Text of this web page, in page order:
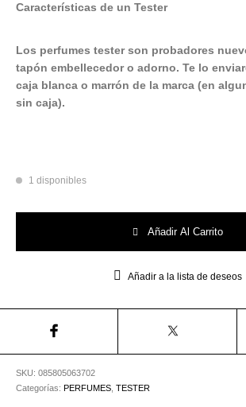
Utensilios de
Peluquería
Características de un Tester
Los perfumes tester son probadores
tapón embellecedor o adorno. Te lo
caja blanca o marrón de la marca (en
sin caja).
1 disponibles
Añadir Al Carrito
Añadir a la lista de deseos
SKU:085805063702
Categorías:PERFUMES ,TESTER